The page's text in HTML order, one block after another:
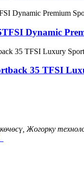
Dynamic
35 TFSI
Жогорку